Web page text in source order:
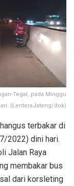
Tegal, pada Minggu
(LenteraJateng/dok)
terbakar di
2022) dini hari.
Jalan Raya
membakar bus
dari korsleting